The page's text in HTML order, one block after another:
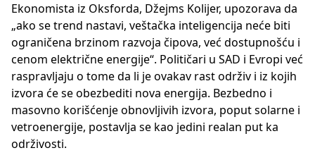
Ekonomista iz Oksforda, Džejms Kolijer, upozorava da
„ako se trend nastavi, veštačka inteligencija neće biti
ograničena brzinom razvoja čipova, već dostupnošću i
cenom električne energije“. Političari u SAD i Evropi već
raspravljaju o tome da li je ovakav rast održiv i iz kojih
izvora će se obezbediti nova energija. Bezbedno i
masovno korišćenje obnovljivih izvora, poput solarne i
vetroenergije, postavlja se kao jedini realan put ka
održivosti.